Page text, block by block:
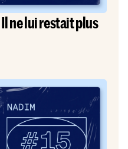
ne lui restait plus